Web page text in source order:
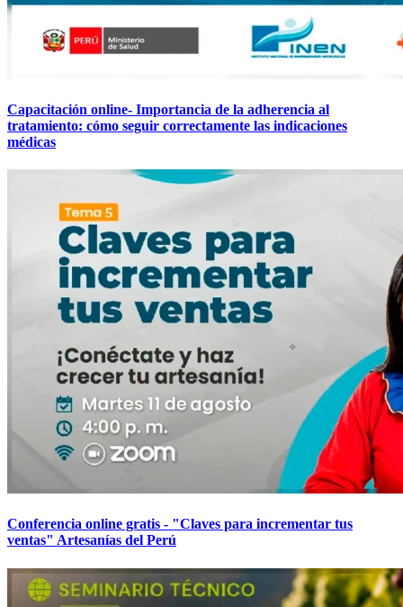
Capacitación online- Importancia de la adherencia al
tratamiento: cómo seguir correctamente las indicaciones
médicas
Conferencia online gratis - "Claves para incrementar tus
ventas" Artesanías del Perú